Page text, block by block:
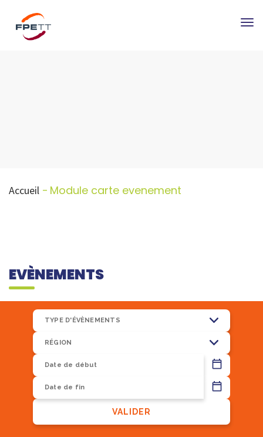
Accueil Module carte evenement
EVÈNEMENTS
TYPE D'ÉVÈNEMENTS
RÉGION
VALIDER
13